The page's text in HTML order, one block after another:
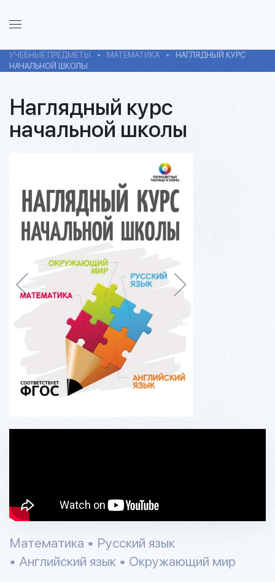
УЧЕБНЫЕ ПРЕДМЕТЫ МАТЕМАТИКА
НАГЛЯДНЫЙ КУРС
НАЧАЛЬНОЙ ШКОЛЫ
Наглядный курс
начальной школы
Математика • Русский язык
• Английский язык • Окружающий мир